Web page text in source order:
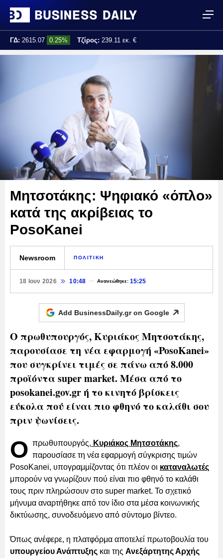
ΓΔ: 2615.07 0.25% Τζίρος: 239.11 εκ. €
Μητσοτάκης: Ψηφιακό «όπλο»
κατά της ακρίβειας το
PosoKanei
Newsroom ΠΟΛΙΤΙΚΗ
18 Ιουν 2026 10:48 Ανανεώθηκε:15:25
Add BusinessDaily.gr on Google
Ο πρωθυπουργός, Κυριάκος Μητσοτάκης,
παρουσίασε τη νέα εφαρμογή «PosoKanei»
που συγκρίνει τιμές σε πάνω από 8.000
προϊόντα super market. Μέσα από το
posokanei.gov.gr ή το κινητό βρίσκεις
εύκολα πού είναι πιο φθηνό το καλάθι σου
πριν ψωνίσεις.
Ο πρωθυπουργός, Κυριάκος Μητσοτάκης,
παρουσίασε τη νέα εφαρμογή σύγκρισης τιμών
PosoKanei, υπογραμμίζοντας ότι πλέον οι καταναλωτές
μπορούν να γνωρίζουν πού είναι πιο φθηνό το καλάθι
τους πριν πληρώσουν στο super market. Το σχετικό
μήνυμα αναρτήθηκε από τον ίδιο στα μέσα κοινωνικής
δικτύωσης, συνοδευόμενο από σύντομο βίντεο.
Όπως ανέφερε, η πλατφόρμα αποτελεί πρωτοβουλία του
υπουργείου Ανάπτυξης και της Ανεξάρτητης Αρχής